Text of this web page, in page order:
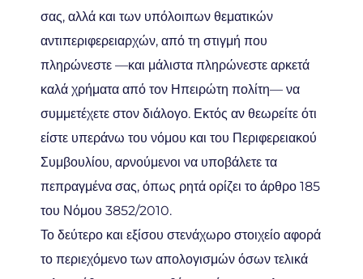
σας, αλλά και των υπόλοιπων θεματικών
αντιπεριφερειαρχών, από τη στιγμή που
πληρώνεστε —και μάλιστα πληρώνεστε αρκετά
καλά χρήματα από τον Ηπειρώτη πολίτη— να
συμμετέχετε στον διάλογο. Εκτός αν θεωρείτε ότι
είστε υπεράνω του νόμου και του Περιφερειακού
Συμβουλίου, αρνούμενοι να υποβάλετε τα
πεπραγμένα σας, όπως ρητά ορίζει το άρθρο 185
του Νόμου 3852/2010.
Το δεύτερο και εξίσου στενάχωρο στοιχείο αφορά
το περιεχόμενο των απολογισμών όσων τελικά